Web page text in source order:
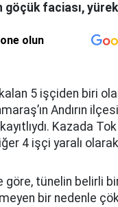
göçük faciası,
olun
5 işçiden biri
Andırın
Kazada Tok
4 işçi yaralı olarak
göre, tünelin belirli
bir nedenle